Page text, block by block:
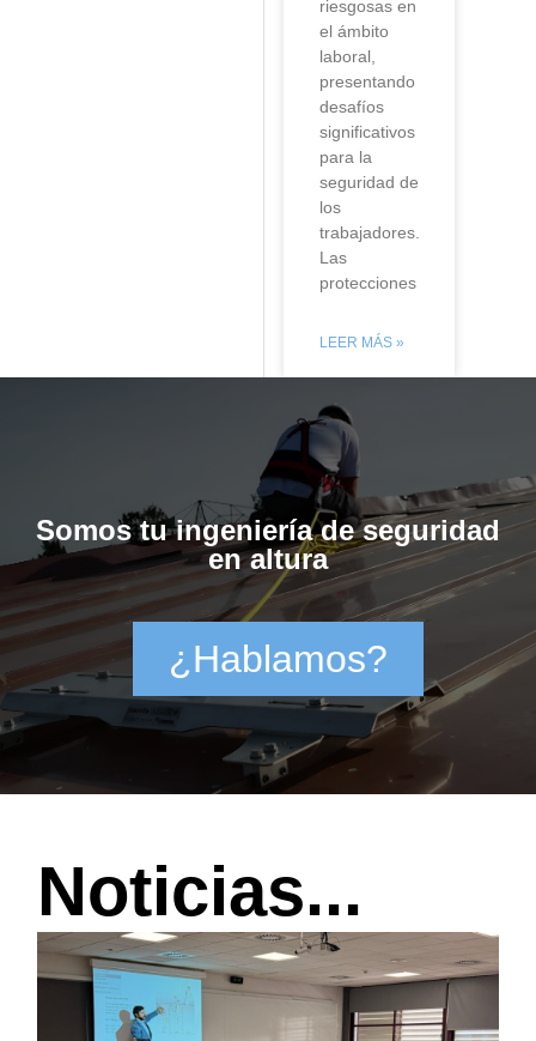
riesgosas en
el ámbito
laboral,
presentando
desafíos
significativos
para la
seguridad de
los
trabajadores.
Las
protecciones
LEER MÁS »
Somos tu ingeniería de seguridad
en altura
¿Hablamos?
Noticias...